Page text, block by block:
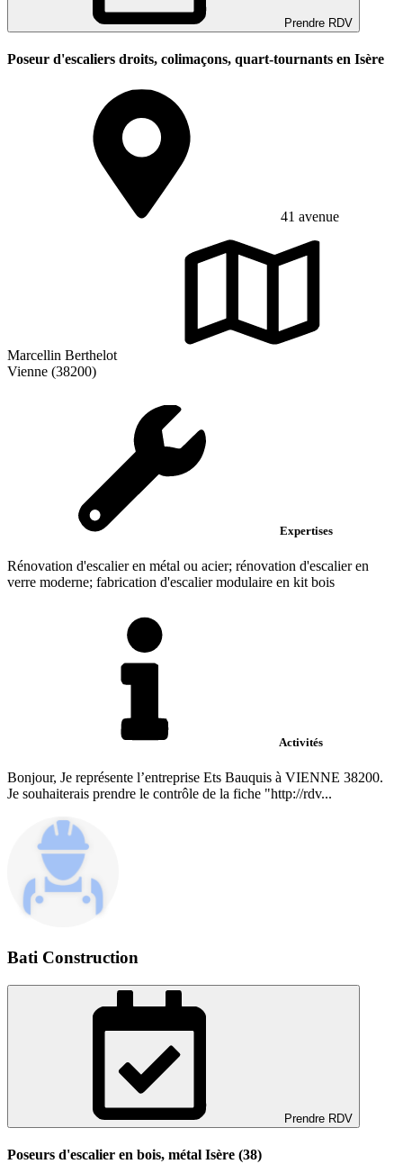
Prendre RDV
Poseur d'escaliers droits, colimaçons, quart-tournants en Isère
41 avenue
Marcellin Berthelot
Vienne (38200)
Expertises
Rénovation d'escalier en métal ou acier; rénovation d'escalier en
verre moderne; fabrication d'escalier modulaire en kit bois
Activités
Bonjour, Je représente l’entreprise Ets Bauquis à VIENNE 38200.
Je souhaiterais prendre le contrôle de la fiche "http://rdv...
Bati Construction
Prendre RDV
Poseurs d'escalier en bois, métal Isère (38)